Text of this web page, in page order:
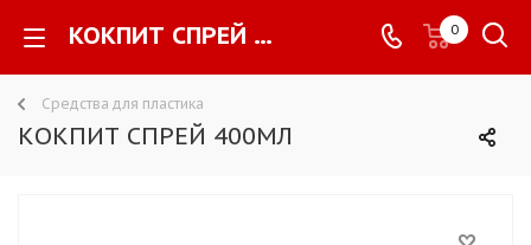
КОКПИТ СПРЕЙ 400МЛ - 0
Средства для пластика
КОКПИТ СПРЕЙ 400МЛ